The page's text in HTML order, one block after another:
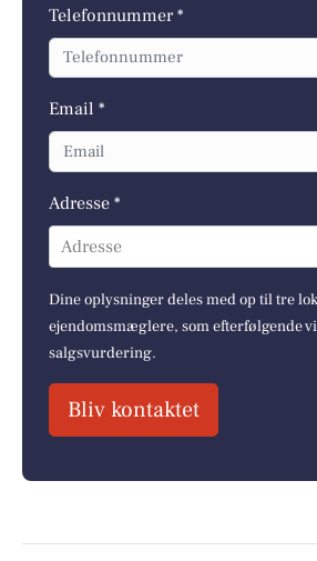
Telefonnummer *
Email *
Adresse *
Adresse
Dine oplysninger deles med op til tre
ejendomsmæglere, som efterfølgende
salgsvurdering.
Bliv kontaktet